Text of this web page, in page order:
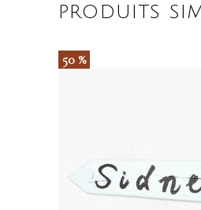
PRODUITS
50 %